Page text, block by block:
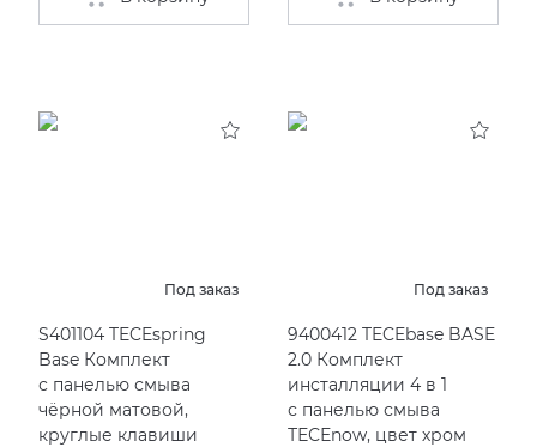
Под заказ
S401104 TECEspring
Base Комплект
с панелью смыва
чёрной матовой,
круглые клавиши
Под заказ
9400412 TECEbase BASE
2.0 Комплект
инсталляции 4 в 1
с панелью смыва
ТЕСЕnow, цвет хром